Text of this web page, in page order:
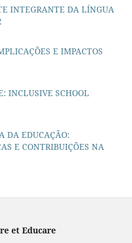
INTEGRANTE DA LÍNGUA
E IMPACTOS
INCLUSIVE SCHOOL
DA EDUCAÇÃO:
E CONTRIBUIÇÕES NA
et Educare